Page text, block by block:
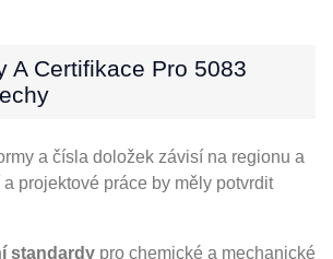
A Certifikace Pro 5083
a čísla doložek závisí na regionu a
projektové práce by měly potvrdit
standardy pro chemické a mechanické